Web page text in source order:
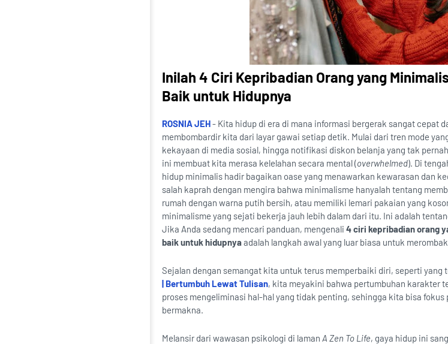
Inilah 4 Ciri Kepribadian Orang yang
Baik untuk Hidupnya
ROSNIA JEH- Kita hidup di era di mana informasi bergerak sangat cepat
membombardir kita dari layar gawai setiap detik. Mulai dari tren mode
kekayaan di media sosial, hingga notifikasi diskon belanja yang tak
ini membuat kita merasa kelelahan secara mental (overwhelmed). Di
hidup minimalis hadir bagaikan oase yang menawarkan kewarasan dan
salah kaprah dengan mengira bahwa minimalisme hanyalah tentang
rumah dengan warna putih bersih, atau memiliki lemari pakaian yang
minimalisme yang sejati bekerja jauh lebih dalam dari itu. Ini adalah
Jika Anda sedang mencari panduan, mengenali 4 ciri kepribadian orang
baik untuk hidupnyaadalah langkah awal yang luar biasa untuk
Sejalan dengan semangat kita untuk terus memperbaiki diri, seperti yang
| Bertumbuh Lewat Tulisan, kita meyakini bahwa pertumbuhan karakter
proses mengeliminasi hal-hal yang tidak penting, sehingga kita bisa fokus
bermakna.
Melansir dari wawasan psikologi di laman A Zen To Life, gaya hidup ini